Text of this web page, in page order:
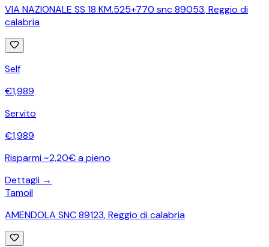
VIA NAZIONALE SS 18 KM.525+770 snc 89053,Reggio di
calabria
Self
€1,989
Servito
€1,989
Risparmi ~2,20€ a pieno
Dettagli →
Tamoil
AMENDOLA SNC 89123,Reggio di calabria